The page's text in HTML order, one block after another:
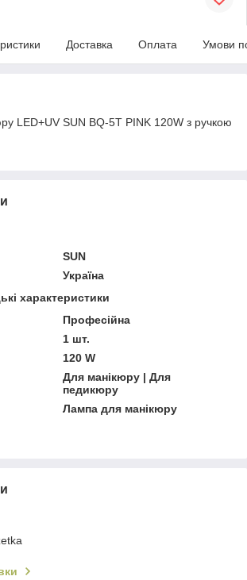
Доставка Оплата Умови
LED+UV SUN BQ-5T PINK 120W з ручкою
SUN
Україна
характеристики
Професійна
1 шт.
120 W
Для манікюру | Для
педикюру
Лампа для манікюру